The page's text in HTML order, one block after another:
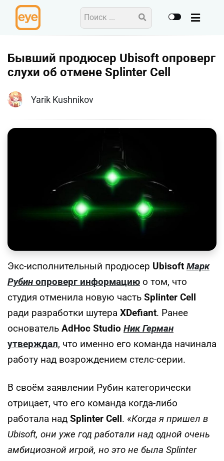
Бывший продюсер Ubisoft опроверг
слухи об отмене Splinter Cell
Yarik Kushnikov
Экс-исполнительный продюсер Ubisoft Марк
Рубин опроверг информацию о том, что
студия отменила новую часть Splinter Cell
ради разработки шутера XDefiant. Ранее
основатель AdHoc Studio Ник Герман
утверждал, что именно его команда начинала
работу над возрождением стелс-серии.
В своём заявлении Рубин категорически
отрицает, что его команда когда-либо
работала над Splinter Cell. «Когда я пришел в
Ubisoft, они уже год работали над одной очень
амбициозной игрой, но это не была Splinter